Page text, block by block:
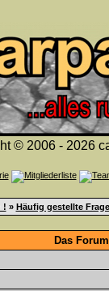
© 2006 - 2026
! » Häufig gestellte
Das